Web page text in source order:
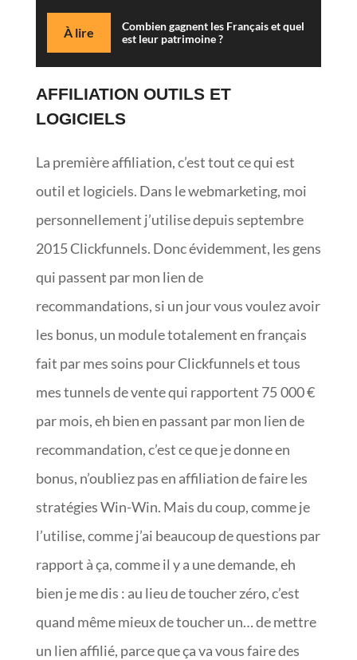
À lire
Combien gagnent les Français et quel
est leur patrimoine ?
AFFILIATION OUTILS ET
LOGICIELS
La première affiliation, c’est tout ce qui est
outil et logiciels. Dans le webmarketing, moi
personnellement j’utilise depuis septembre
2015 Clickfunnels. Donc évidemment, les gens
qui passent par mon lien de
recommandations, si un jour vous voulez avoir
les bonus, un module totalement en français
fait par mes soins pour Clickfunnels et tous
mes tunnels de vente qui rapportent 75 000 €
par mois, eh bien en passant par mon lien de
recommandation, c’est ce que je donne en
bonus, n’oubliez pas en affiliation de faire les
stratégies Win-Win. Mais du coup, comme je
l’utilise, comme j’ai beaucoup de questions par
rapport à ça, comme il y a une demande, eh
bien je me dis : au lieu de toucher zéro, c’est
quand même mieux de toucher un… de mettre
un lien affilié, parce que ça va vous faire des